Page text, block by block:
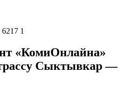
6217 1
«КомиОнлайна»
Сыктывкар —